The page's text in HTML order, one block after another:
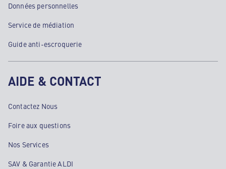
Données personnelles
Service de médiation
Guide anti-escroquerie
AIDE & CONTACT
Contactez Nous
Foire aux questions
Nos Services
SAV & Garantie ALDI